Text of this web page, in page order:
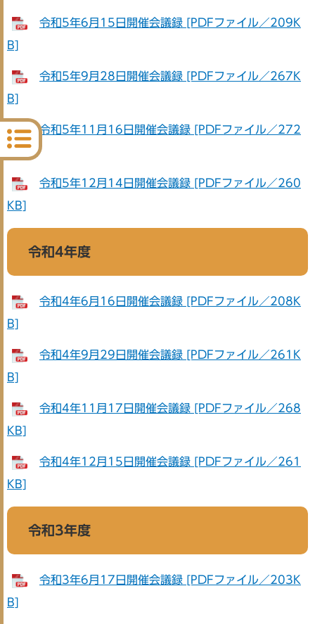
令和5年6月15日開催会議録 [PDFファイル／209K
B]
令和5年9月28日開催会議録 [PDFファイル／267K
B]
令和5年11月16日開催会議録 [PDFファイル／272
KB]
令和5年12月14日開催会議録 [PDFファイル／260
KB]
令和4年度
令和4年6月16日開催会議録 [PDFファイル／208K
B]
令和4年9月29日開催会議録 [PDFファイル／261K
B]
令和4年11月17日開催会議録 [PDFファイル／268
KB]
令和4年12月15日開催会議録 [PDFファイル／261
KB]
令和3年度
令和3年6月17日開催会議録 [PDFファイル／203K
B]